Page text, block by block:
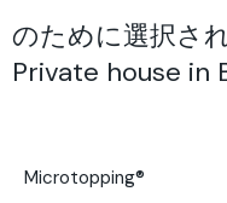
のために選択さ
Private house in
Microtopping®